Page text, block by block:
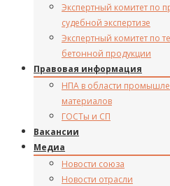
Экспертный комитет по
судебной экспертизе
Экспертный комитет по
бетонной продукции
Правовая информация
НПА в области
материалов
ГОСТы и СП
Вакансии
Медиа
Новости союза
Новости отрасли